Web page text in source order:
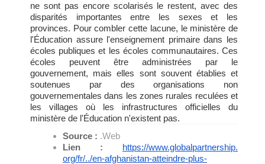
ne sont pas encore scolarisés le restent, avec des
disparités importantes entre les sexes et les
provinces. Pour combler cette lacune, le ministère de
l'Éducation assure l'enseignement primaire dans les
écoles publiques et les écoles communautaires. Ces
écoles peuvent être administrées par le
gouvernement, mais elles sont souvent établies et
soutenues par des organisations non
gouvernementales dans les zones rurales reculées et
les villages où les infrastructures officielles du
ministère de l'Éducation n'existent pas.
Source : .Web
Lien : https://www.globalpartnership.
org/fr/../en-afghanistan-atteindre-plus-